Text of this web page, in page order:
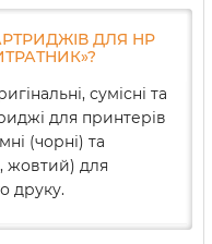
ДЛЯ HP
сумісні та
для принтерів
(чорні) та
жовтий) для
друку.